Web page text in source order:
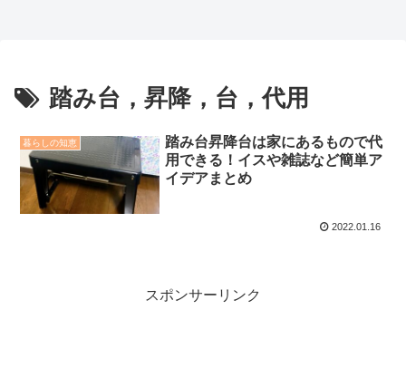
踏み台，昇降，台，代用
暮らしの知恵
踏み台昇降台は家にあるもので代
用できる！イスや雑誌など簡単ア
イデアまとめ
2022.01.16
スポンサーリンク